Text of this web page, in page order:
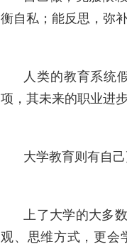
衡自私；能反思，弥
人类的教育系统
项，其未来的职业进
大学教育则有自
上了大学的大多
观、思维方式，更会